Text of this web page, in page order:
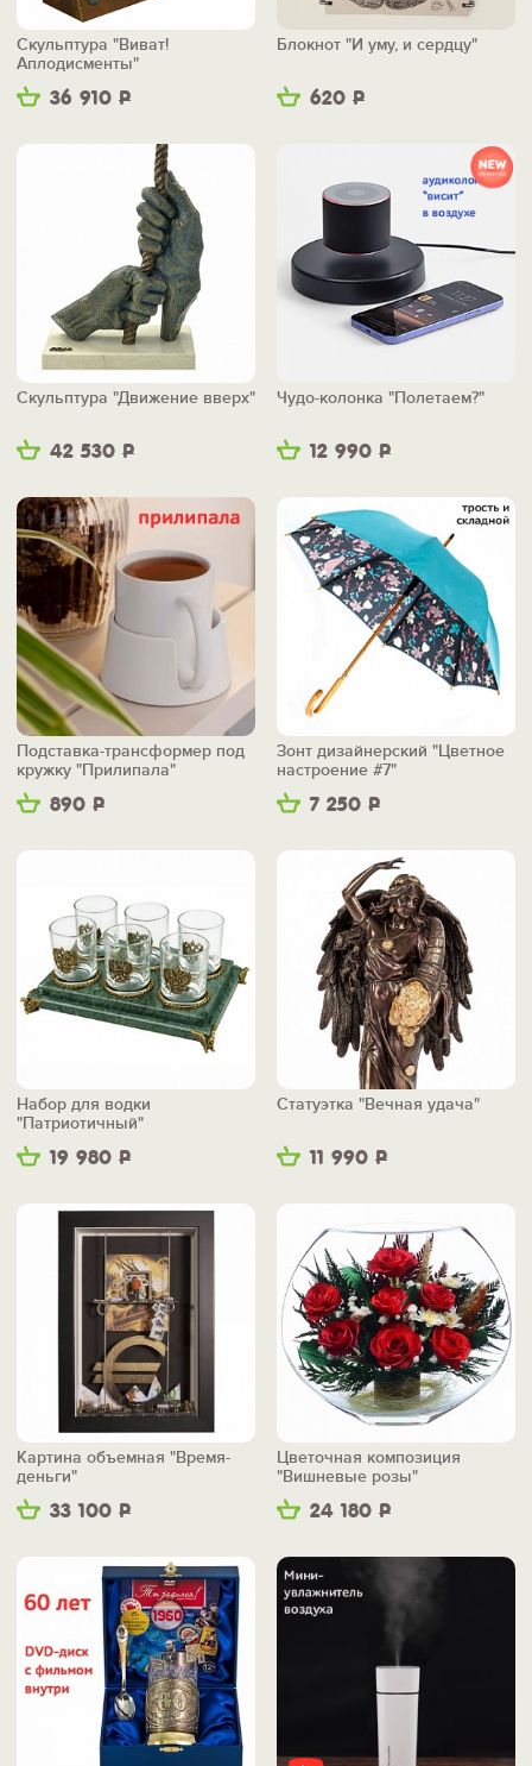
36 910 Р
Скульптура "Виват!
Аплодисменты"
620 Р
Блокнот "И уму, и сердцу"
42 530 Р
Скульптура "Движение вверх"
12 990 Р
Чудо-колонка "Полетаем?"
890 Р
Подставка-трансформер под
кружку "Прилипала"
7 250 Р
Зонт дизайнерский "Цветное
настроение #7"
19 980 Р
Набор для водки
"Патриотичный"
11 990 Р
Статуэтка "Вечная удача"
33 100 Р
Картина объемная "Время-
деньги"
24 180 Р
Цветочная композиция
"Вишневые розы"